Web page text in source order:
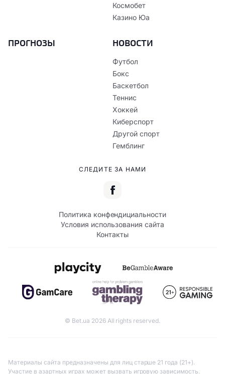
Космобет
Казино Юа
ПРОГНОЗЫ НОВОСТИ
Футбол
Бокс
Баскетбол
Теннис
Хоккей
Киберспорт
Другой спорт
Гемблинг
СЛЕДИТЕ ЗА НАМИ
Политика конфендициальности
Условия использования сайта
Контакты
© Bet.ua 2026 All rights reserved.
Материалы сайта предназначены для лиц старше 21 года (21+).
Участие в азартных играх может вызвать игровую зависимость.